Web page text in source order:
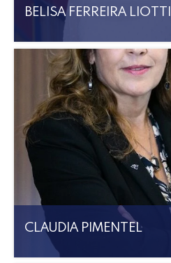
BELISA FERREIRA LIOTTI
CLAUDIA PIMENTEL